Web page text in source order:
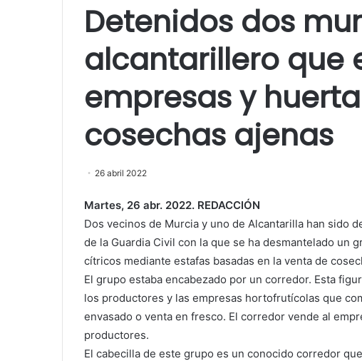
Detenidos dos
alcantarillero que
empresas y
cosechas ajenas
26 abril 2022
Martes, 26 abr. 2022. REDACCIÓN
Dos vecinos de Murcia y uno de Alcantarilla han sido
de la Guardia Civil con la que se ha desmantelado un
cítricos mediante estafas basadas en la venta de
El grupo estaba encabezado por un corredor. Esta
los productores y las empresas hortofrutícolas que
envasado o venta en fresco. El corredor vende al
productores.
El cabecilla de este grupo es un conocido corredor